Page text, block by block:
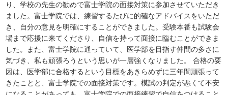
り、学校の先生の勧めで富士学院の面接対策に参加させていただき
ました。富士学院では、練習するたびに的確なアドバイスをいただ
き、自分の意見を明確にすることができました。受験本番も試験会
場まで応援に来てくださり、自信を持って面接に臨むことができま
した。また、富士学院に通っていて、医学部を目指す仲間の多さに
気づき、私も頑張ろうという思いが一層強くなりました。 合格の要
因は、医学部に合格するという目標をあきらめずに三年間頑張って
きたことと、富士学院での面接対策です。模試の判定が悪くて不安